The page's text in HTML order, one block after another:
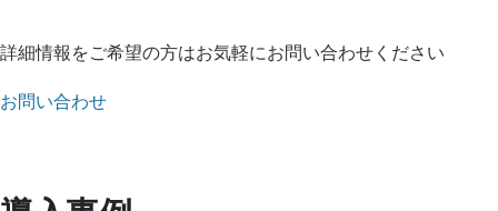
詳細情報をご希望の方はお気軽にお問い合わせください
お問い合わせ